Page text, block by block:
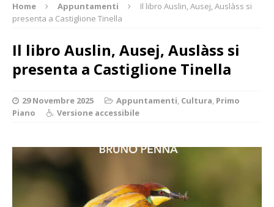
Home Appuntamenti
Il libro Auslin, Ausej, Auslàss si
presenta a Castiglione Tinella
Il libro Auslin, Ausej, Auslàss si
presenta a Castiglione Tinella
29 Novembre 2025 Appuntamenti, Cultura, Primo
Piano
Versione accessibile